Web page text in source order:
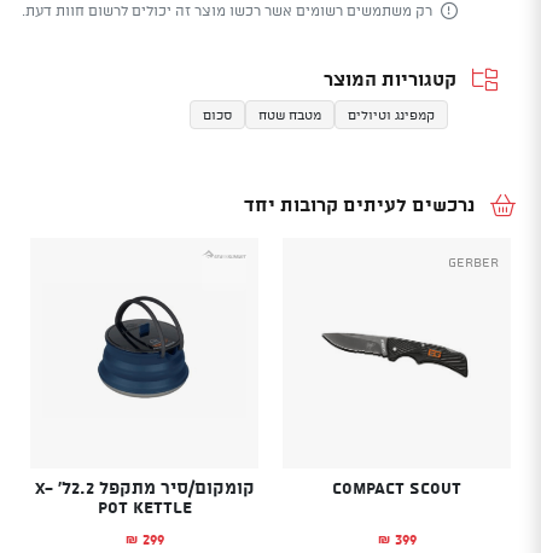
רק משתמשים רשומים אשר רכשו מוצר זה יכולים לרשום חוות דעת.
קטגוריות המוצר
קמפינג וטיולים מטבח שטח סכום
נרכשים לעיתים קרובות יחד
Gerber
Compact Scout
₪ 399
קומקום/סיר מתקפל 2.2ל' X-
POT KETTLE
₪ 299